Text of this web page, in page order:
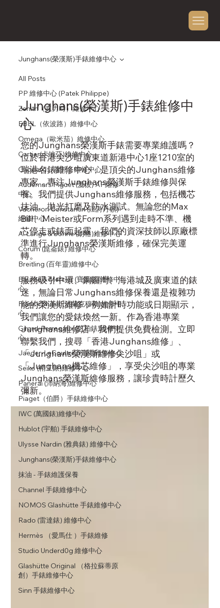
All Posts
PP 維修中心 (Patek Philippe)
Zenith（真力時）維修中心
EBEL（依波路）維修中心
Omega（歐米茄）維修中心
Cartier(卡地亞)維修中心
Chopard（蕭邦）維修中心
Audemars Piguet (愛彼) AP維修
中心
Vacheron Constantin (江詩丹頓)
維修中心
A. Lange & Söhne (朗格)維修中心
Corum (崑崙錶) 維修中心
Breitling (百年靈)維修中心
Baume & Mercier (寶曼錶)維修中
心
Franck Muller (法蘭克穆勒)維修中
心
Girard-Perregaux (芝柏錶)維修中
心
Jaeger-LeCoultre (積家)維修中心
Seiko (精工錶)維修中心
Panerai (沛納海)維修中心
Piaget（伯爵）手錶維修中心
IWC (萬國錶)維修中心
Hublot (宇舶) 手錶維修中心
Ulysse Nardin (雅典錶) 維修中心
Junghans(榮漢斯)手錶維修中心
抹油 - 手錶維護保養
Channel 手錶維修中心
NOMOS Glashütte 手錶維修中心
Rado (雷達錶) 維修中心
Hermès （愛馬仕 ）手錶維修
Studio Underd0g 維修中心
Glashütte Original （格拉蘇蒂原
創）手錶維修中心
Sinn 手錶維修中心
Junghans(榮漢斯)手錶維修中心
Junghans(榮漢斯)手錶維修中
心
您的Junghans榮漢斯手錶需要專業維護嗎？
位於香港尖沙咀廣東道新港中心1座1210室的
瑞港名錶維修中心，是頂尖的Junghans維修
專家，專注Junghans榮漢斯手錶維修與保
養。我們提供Junghans維修服務，包括機芯
抹油、拋光打磨及防水測試。無論您的Max
Bill、Meister或Form系列遇到走時不準、機
芯停走或錶面起霧，我們的資深技師以原廠標
準進行Junghans榮漢斯維修，確保完美運
轉。
服務吸引中環、銅鑼灣、海港城及廣東道的錶
迷，無論日常Junghans維修保養還是複雜功
能的榮漢斯維修，例如計時功能或日期顯示，
我們讓您的愛錶煥然一新。作為香港專業
Junghans維修店，我們提供免費檢測。立即
聯繫我們，搜尋「香港Junghans維修」、
「Junghans榮漢斯維修尖沙咀」或
「Junghans機芯維修」，享受尖沙咀的專業
Junghans榮漢斯維修服務，讓珍貴時計歷久
彌新。